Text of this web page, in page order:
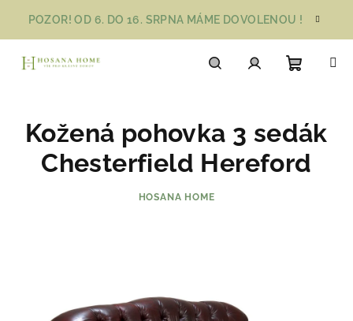
obsah
POZOR! OD 6. DO 16. SRPNA MÁME DOVOLENOU !
košík
Kožená pohovka 3 sedák
Chesterfield Hereford
HOSANA HOME